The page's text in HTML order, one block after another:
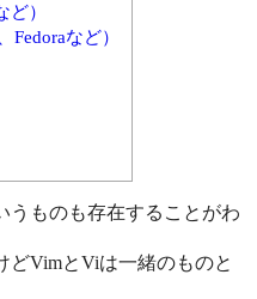
）
Fedoraなど）
うものも存在することがわ
どVimとViは一緒のものと